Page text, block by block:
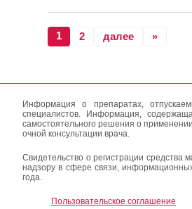
1 2 далее »
Информация о препаратах,
специалистов. Информация,
самостоятельного решения о
очной консультации врача.
Свидетельство о регистрации
надзору в сфере связи,
года.
Пользовательское соглашение